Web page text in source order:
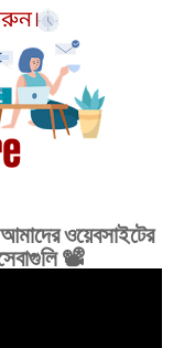
ওয়েবসাইটের
📽️